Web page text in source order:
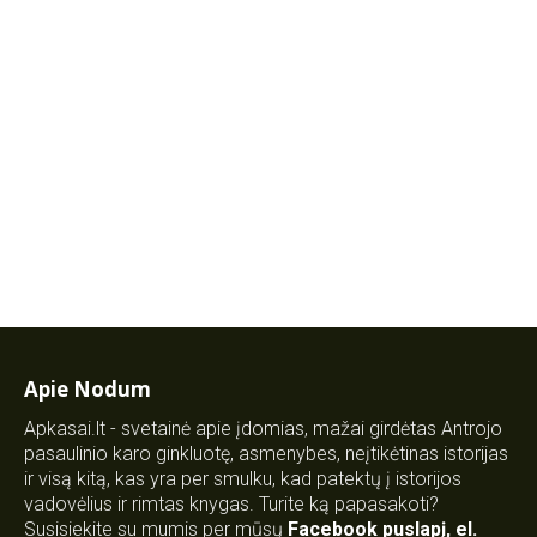
Apie Nodum
Apkasai.lt - svetainė apie įdomias, mažai girdėtas Antrojo
pasaulinio karo ginkluotę, asmenybes, neįtikėtinas istorijas
ir visą kitą, kas yra per smulku, kad patektų į istorijos
vadovėlius ir rimtas knygas. Turite ką papasakoti?
Susisiekite su mumis per mūsų Facebook puslapį, el.